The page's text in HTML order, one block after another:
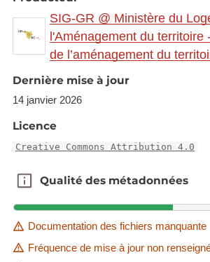
SIG-GR @ Ministère du
l'Aménagement du territoire
de l’aménagement du
Dernière mise à jour
14 janvier 2026
Licence
Creative Commons Attribution 4.0
Qualité des métadonnées
Qualité des métadonnées
Documentation des fichiers manquante
Fréquence de mise à jour non